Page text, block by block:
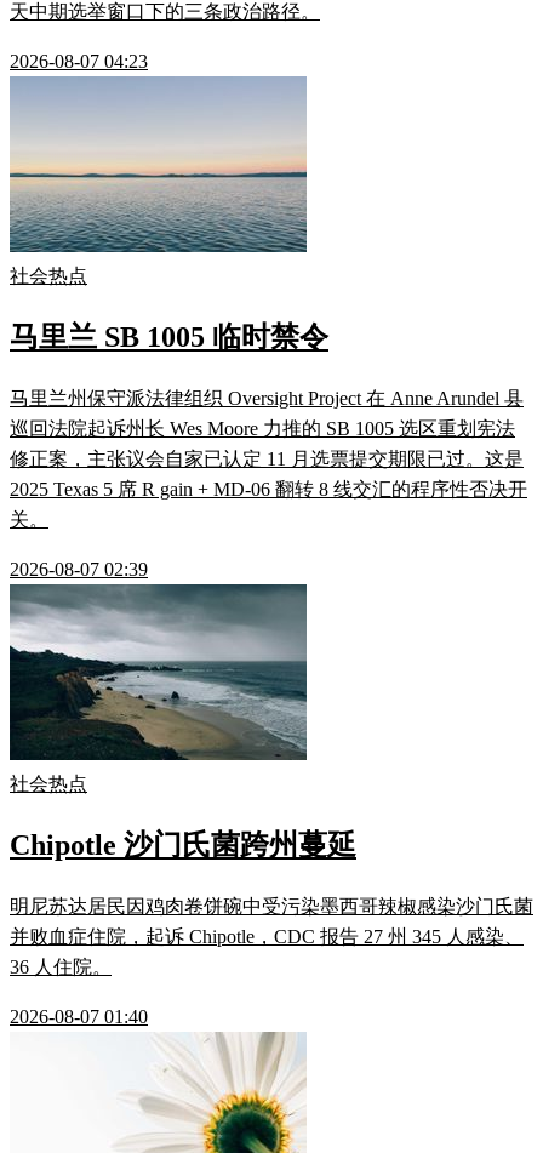
天中期选举窗口下的三条政治路径。
2026-08-07 04:23
社会热点
马里兰 SB 1005 临时禁令
马里兰州保守派法律组织 Oversight Project 在 Anne Arundel 县
巡回法院起诉州长 Wes Moore 力推的 SB 1005 选区重划宪法
修正案，主张议会自家已认定 11 月选票提交期限已过。这是
2025 Texas 5 席 R gain + MD-06 翻转 8 线交汇的程序性否决开
关。
2026-08-07 02:39
社会热点
Chipotle 沙门氏菌跨州蔓延
明尼苏达居民因鸡肉卷饼碗中受污染墨西哥辣椒感染沙门氏菌
并败血症住院，起诉 Chipotle，CDC 报告 27 州 345 人感染、
36 人住院。
2026-08-07 01:40